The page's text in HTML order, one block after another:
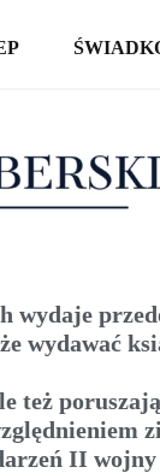
wydawać
też
II